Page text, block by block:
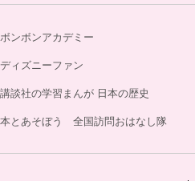
ボンボンアカデミー
ディズニーファン
講談社の学習まんが 日本の歴史
本とあそぼう 全国訪問おはなし隊